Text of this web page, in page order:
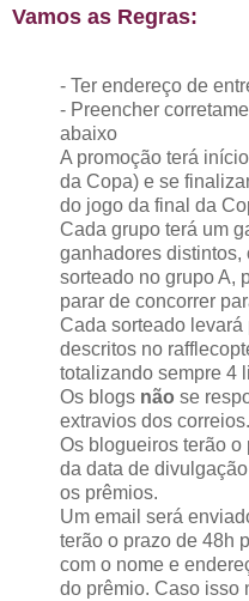
Vamos as Regras:
- Ter endereço de
- Preencher
abaixo
A promoção terá
da Copa) e se
do jogo da final da
Cada grupo terá um
ganhadores distintos,
sorteado no grupo A,
parar de concorrer
Cada sorteado
descritos no
totalizando sempre 4
Os blogs não se
extravios dos correios.
Os blogueiros terão o
da data de
os prêmios.
Um email será
terão o prazo de 48h
com o nome e
do prêmio. Caso isso